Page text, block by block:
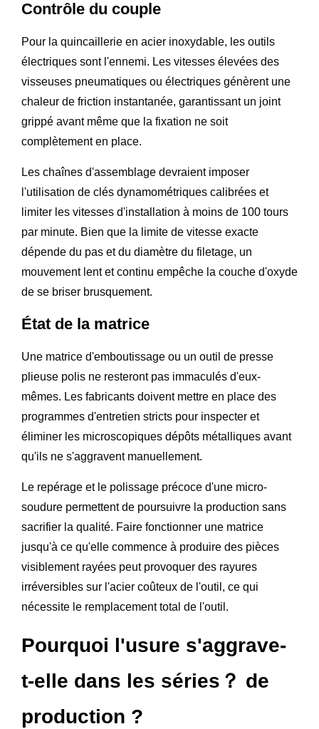
Contrôle du couple
Pour la quincaillerie en acier inoxydable, les outils
électriques sont l'ennemi. Les vitesses élevées des
visseuses pneumatiques ou électriques génèrent une
chaleur de friction instantanée, garantissant un joint
grippé avant même que la fixation ne soit
complètement en place.
Les chaînes d'assemblage devraient imposer
l'utilisation de clés dynamométriques calibrées et
limiter les vitesses d'installation à moins de 100 tours
par minute. Bien que la limite de vitesse exacte
dépende du pas et du diamètre du filetage, un
mouvement lent et continu empêche la couche d'oxyde
de se briser brusquement.
État de la matrice
Une matrice d'emboutissage ou un outil de presse
plieuse polis ne resteront pas immaculés d'eux-
mêmes. Les fabricants doivent mettre en place des
programmes d'entretien stricts pour inspecter et
éliminer les microscopiques dépôts métalliques avant
qu'ils ne s'aggravent manuellement.
Le repérage et le polissage précoce d'une micro-
soudure permettent de poursuivre la production sans
sacrifier la qualité. Faire fonctionner une matrice
jusqu'à ce qu'elle commence à produire des pièces
visiblement rayées peut provoquer des rayures
irréversibles sur l'acier coûteux de l'outil, ce qui
nécessite le remplacement total de l'outil.
Pourquoi l'usure s'aggrave-
t-elle dans les séries？ de
production ?